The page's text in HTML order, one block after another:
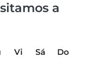
a
Vi Sá
Do